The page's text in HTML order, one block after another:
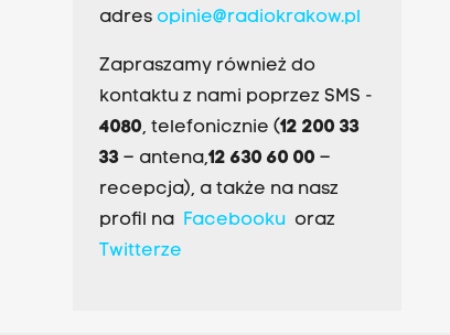
adres opinie@radiokrakow.pl
Zapraszamy również do
kontaktu z nami poprzez SMS -
4080, telefonicznie (12 200 33
33– antena,12 630 60 00 –
recepcja), a także na nasz
profil na Facebookuoraz
Twitterze